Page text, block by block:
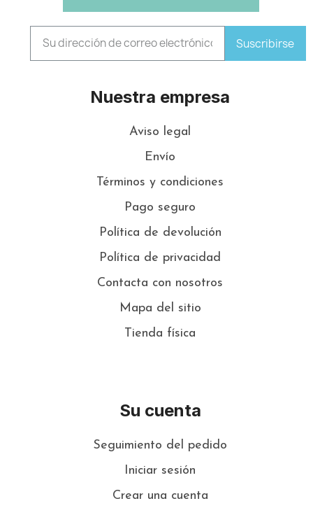
Suscribirse
Nuestra empresa
Aviso legal
Envío
Términos y condiciones
Pago seguro
Política de devolución
Política de privacidad
Contacta con nosotros
Mapa del sitio
Tienda física
Su cuenta
Seguimiento del pedido
Iniciar sesión
Crear una cuenta